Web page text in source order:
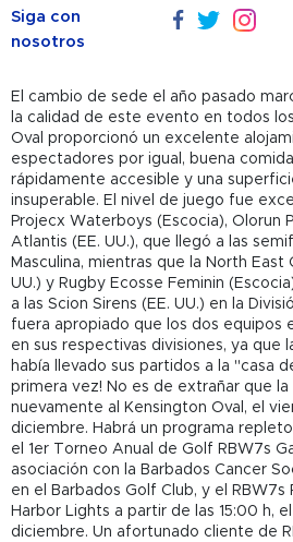
Siga con
nosotros
El cambio de sede el año pasado
la calidad de este evento en todos
Oval proporcionó un excelente
espectadores por igual, buena
rápidamente accesible y una
insuperable. El nivel de juego fue
Projecx Waterboys (Escocia), Olorun
Atlantis (EE. UU.), que llegó a las
Masculina, mientras que la North East
UU.) y Rugby Ecosse Feminin
a las Scion Sirens (EE. UU.) en la
fuera apropiado que los dos equipos
en sus respectivas divisiones, ya que
había llevado sus partidos a la "casa
primera vez! No es de extrañar que
nuevamente al Kensington Oval, el
diciembre. Habrá un programa
el 1er Torneo Anual de Golf RBW7s
asociación con la Barbados Cancer
en el Barbados Golf Club, y el RBW7s
Harbor Lights a partir de las 15:00 h,
diciembre. Un afortunado cliente de